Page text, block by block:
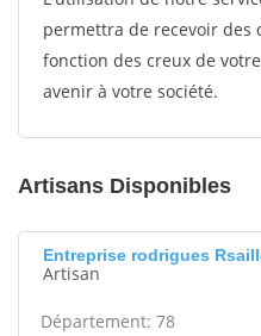
permettra de recevoir des
fonction des creux de
avenir à votre société.
Artisans Disponibles
Entreprise rodrigues
Artisan
Département: 78